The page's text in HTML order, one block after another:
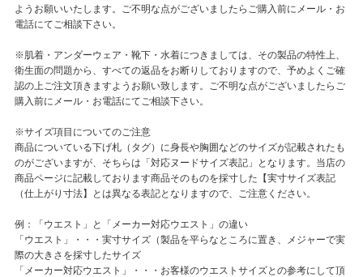
ようお願いいたします。ご不明な点がございましたらご購入前にメール・お
電話にてご相談下さい。
※肌着・アンダーウェア・靴下・水着につきましては、その製品の特性上、
衛生面の問題から、すべての返品をお断りしておりますので、予めよくご確
認の上ご注文頂きますようお願い致します。ご不明な点がございましたらご
購入前にメール・お電話にてご相談下さい。
※サイズ項目についてのご注意
商品についている下げ札（タグ）に身長や胸囲などのサイズが記載されたも
のがございますが、そちらは「対応ヌードサイズ表記」となります。当店の
商品ページに記載しております商品そのものを採寸した【実寸サイズ表記
（仕上がり寸法】とは異なる表記となりますので、ご注意ください。
例：「ウエスト」と「メーカー対応ウエスト」の違い
「ウエスト」・・・実寸サイズ（製品を平らなところに置き、メジャーで実
際の大きさを採寸したサイズ
「メーカー対応ウエスト」・・・お客様のウエストサイズとの参考にして頂